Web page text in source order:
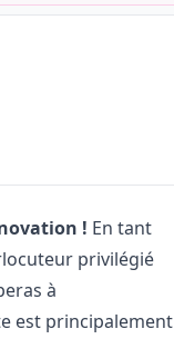
! En tant
privilégié
à
est principalement